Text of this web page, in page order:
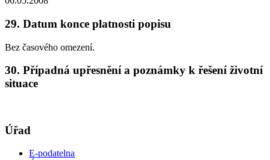
29. Datum konce platnosti popisu
Bez časového omezení.
30. Případná upřesnění a poznámky k řešení životní
situace
Úřad
E-podatelna